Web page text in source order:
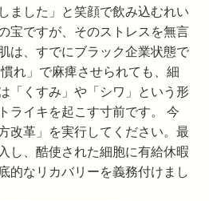
ました」と笑顔で飲み込むれい
宝ですが、そのストレスを無言
は、すでにブラック企業状態で
れ」で麻痺させられても、細
「くすみ」や「シワ」という形
ライキを起こす寸前です。 今
改革」を実行してください。最
し、酷使された細胞に有給休暇
的なリカバリーを義務付けまし